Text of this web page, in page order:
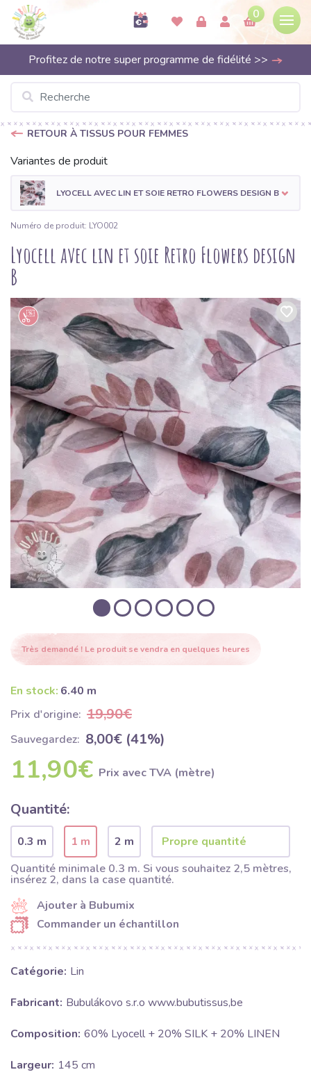
0
Profitez de notre super programme de fidélité >>
RETOUR À TISSUS POUR FEMMES
Variantes de produit
LYOCELL AVEC LIN ET SOIE RETRO FLOWERS DESIGN B
Numéro de produit: LYO002
Lyocell avec lin et soie Retro Flowers design
B
Très demandé ! Le produit se vendra en quelques heures
En stock: 6.40 m
Prix ​​d'origine: 19,90€
Sauvegardez: 8,00€ (41%)
11,90€ Prix ​​avec TVA (mètre)
Quantité:
0.3 m 1 m
2 m
Quantité minimale 0.3 m. Si vous souhaitez 2,5 mètres,
insérez 2, dans la case quantité.
Ajouter à Bubumix
Commander un échantillon
Catégorie: Lin
Fabricant: Bubulákovo s.r.o www.bubutissus,be
Composition: 60% Lyocell + 20% SILK + 20% LINEN
Largeur: 145 cm